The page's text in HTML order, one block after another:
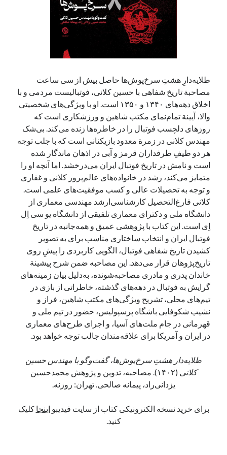
آخرین دیدگاه‌ها
شهریور ۱۳۹۹)
سعیدی
در
جست‌وجو
طلایه‌دارِ هشتِ سرخ‌پوش‌ها حاصل بیش از سی ساعت
مصاحبة تاریخ شفاهی با حسین کلانی، فوتبالیست مردمی و با
اخلاق دهه‌های ۱۳۴۰ و ۱۳۵۰ است. او با ویژگی‌های شخصیتی
والا، آیینة تمام‌نمای مکتب شاهین و ورزشکاری است که
روزهای دلچسب فوتبال را در خاطره‌ها زنده می‌کند. بی‌شک
مهندس کلانی در زمرة معدود بازیکنانی است که با جلب توجه
هر دو طیفِ طرفداران قرمز و آبی در اذهان ماندگار شده
است و نامش در تاریخ فوتبال ایران می‌درخشد. اما آنچه او را
متمایز می‌کند، رشد در خانواده‌های عالم‌‌پرور کلانی و غفاری
و توجه به تحصیلات عالی و کسب موفقیت‌های علمی است.
کلانی فارغ‌التحصیل کارشناسی‌ارشد مهندسی معماری از
دانشگاه ملی و دکترای معماری تلفیقی از دانشگاه یو سی اِل
اِی است. این کتاب با پژوهشی عمیق و همه‌جانبه در تاریخ
فوتبال ایران و انتخاب ساختاری مناسب برای به تصویر
کشیدن تاریخ شفاهی فوتبال، الگویی کاربردی را پیشِ روی
تاریخ‌پژوهان قرار می‌دهد. این مصاحبه ضمن شرح پیشینة
خاندان پدری و مادری مصاحبه‌شونده، به‌دلیل بیان زمینه‌های
گرایش به فوتبال در دهه‌های گذشته، خاطراتی از بازی در
تیم‌های محلی،‌ تشریح ویژگی‌های مکتب شاهین، فراز و
نشیب شکوفایی باشگاه پرسپولیس، حضور در تیم ملی و
قهرمانی در جام ملت‌های آسیا، و اجرای طرح‌های معماری
در ایران و آمریکا برای علاقه‌مندان جالب توجه خواهد بود.
طلایه‌دار هشتِ سرخ‌پوش‌ها، گفت‌وگو با مهندس حسین
کلانی
(۱۴۰۲). مصاحبه، تدوین و پژوهش محمدحسین
یزدانی‌راد، پیمانه صالحی. تهران: روزنه.
برای خرید نسخه الکترونیکی کتاب از سایت فیدیبو اینجا کلیک
کنید.